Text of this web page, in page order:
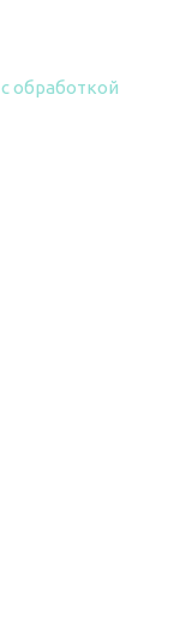
с обработкой